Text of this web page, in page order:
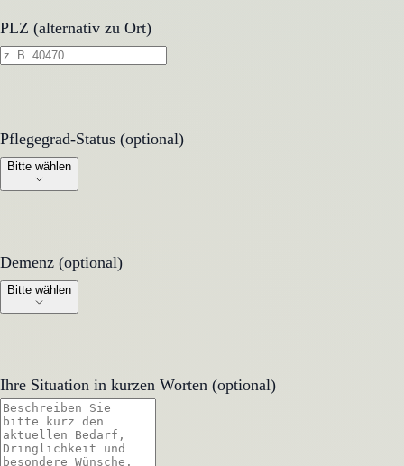
PLZ (alternativ zu Ort)
Pflegegrad-Status (optional)
Pflegegrad-Status (optional)
Bitte wählen
Demenz (optional)
Demenz (optional)
Bitte wählen
Ihre Situation in kurzen Worten (optional)